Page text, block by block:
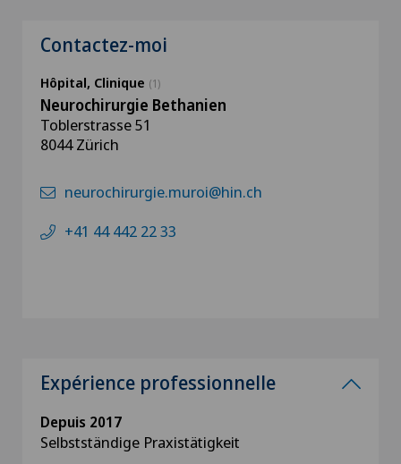
Contactez-moi
Hôpital, Clinique (1)
Neurochirurgie Bethanien
Toblerstrasse 51
8044 Zürich
neurochirurgie.muroi@hin.ch
+41 44 442 22 33
Expérience professionnelle
Depuis 2017
Selbstständige Praxistätigkeit